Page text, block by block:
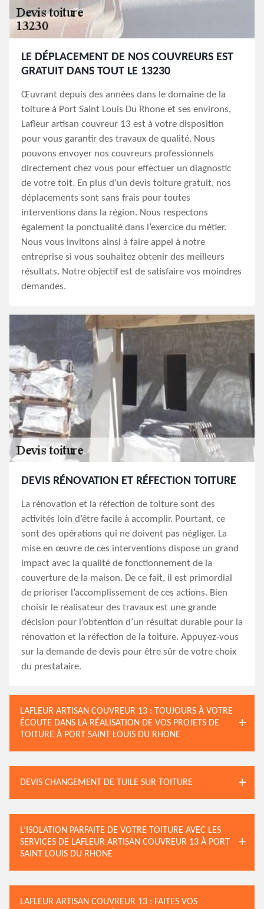
LE DÉPLACEMENT DE NOS COUVREURS EST
GRATUIT DANS TOUT LE 13230
Œuvrant depuis des années dans le domaine de la
toiture à Port Saint Louis Du Rhone et ses environs,
Lafleur artisan couvreur 13 est à votre disposition
pour vous garantir des travaux de qualité. Nous
pouvons envoyer nos couvreurs professionnels
directement chez vous pour effectuer un diagnostic
de votre toit. En plus d’un devis toiture gratuit, nos
déplacements sont sans frais pour toutes
interventions dans la région. Nous respectons
également la ponctualité dans l’exercice du métier.
Nous vous invitons ainsi à faire appel à notre
entreprise si vous souhaitez obtenir des meilleurs
résultats. Notre objectif est de satisfaire vos moindres
demandes.
DEVIS RÉNOVATION ET RÉFECTION TOITURE
La rénovation et la réfection de toiture sont des
activités loin d’être facile à accomplir. Pourtant, ce
sont des opérations qui ne doivent pas négliger. La
mise en œuvre de ces interventions dispose un grand
impact avec la qualité de fonctionnement de la
couverture de la maison. De ce fait, il est primordial
de prioriser l’accomplissement de ces actions. Bien
choisir le réalisateur des travaux est une grande
décision pour l’obtention d’un résultat durable pour la
rénovation et la réfection de la toiture. Appuyez-vous
sur la demande de devis pour être sûr de votre choix
du prestataire.
LAFLEUR ARTISAN COUVREUR 13 : TOUJOURS À VOTRE
ÉCOUTE DANS LA RÉALISATION DE VOS PROJETS DE
TOITURE À PORT SAINT LOUIS DU RHONE
DEVIS CHANGEMENT DE TUILE SUR TOITURE
L’ISOLATION PARFAITE DE VOTRE TOITURE AVEC LES
SERVICES DE LAFLEUR ARTISAN COUVREUR 13 À PORT
SAINT LOUIS DU RHONE
LAFLEUR ARTISAN COUVREUR 13 : FAITES VOS